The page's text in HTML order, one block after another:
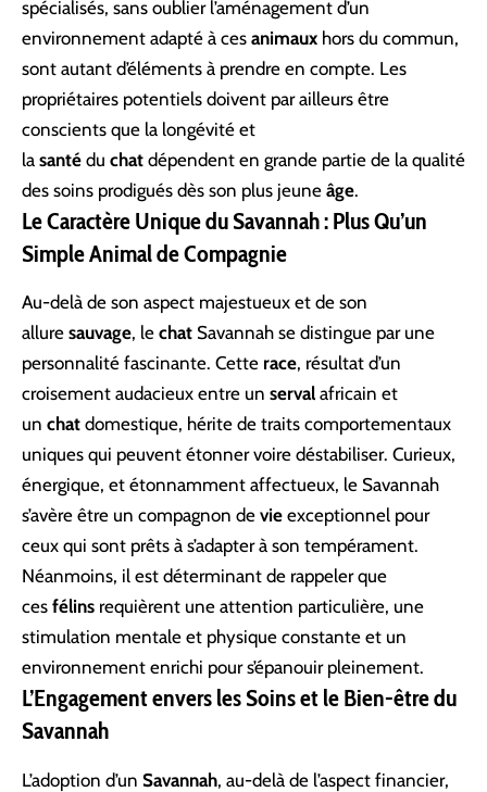
spécialisés, sans oublier l’aménagement d’un
environnement adapté à ces animaux hors du commun,
sont autant d’éléments à prendre en compte. Les
propriétaires potentiels doivent par ailleurs être
conscients que la longévité et
la santé du chat dépendent en grande partie de la qualité
des soins prodigués dès son plus jeune âge.
Le Caractère Unique du Savannah : Plus Qu’un
Simple Animal de Compagnie
Au-delà de son aspect majestueux et de son
allure sauvage, le chat Savannah se distingue par une
personnalité fascinante. Cette race, résultat d’un
croisement audacieux entre un serval africain et
un chat domestique, hérite de traits comportementaux
uniques qui peuvent étonner voire déstabiliser. Curieux,
énergique, et étonnamment affectueux, le Savannah
s’avère être un compagnon de vie exceptionnel pour
ceux qui sont prêts à s’adapter à son tempérament.
Néanmoins, il est déterminant de rappeler que
ces félins requièrent une attention particulière, une
stimulation mentale et physique constante et un
environnement enrichi pour s’épanouir pleinement.
L’Engagement envers les Soins et le Bien-être du
Savannah
L’adoption d’un Savannah, au-delà de l’aspect financier,